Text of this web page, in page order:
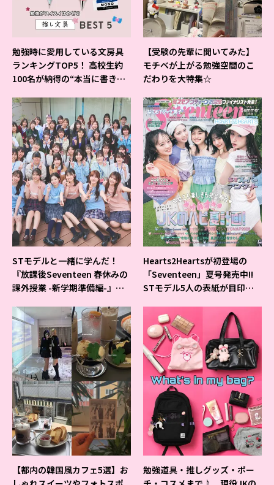
勉強時に愛用している文房具
ランキングTOP5！ 高校生約
100名が納得の“本当に書きや
【受験の先輩に聞いてみた】
モチベが上がる勉強空間のこ
だわりを大特集☆
STモデルと一緒に学んだ！
『放課後Seventeen 春休みの
課外授業 -新学期準備編-』イ
Hearts2Heartsが初登場の
「Seventeen」夏号発売中!!
STモデル5人の表紙が目印だ
【都内の韓国風カフェ5選】お
勉強道具・推しグッズ・ポー